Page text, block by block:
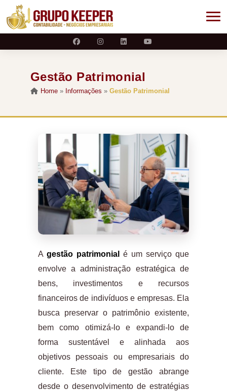
Gestão Patrimonial
Home» Informações » Gestão Patrimonial
A gestão patrimonial
é um serviço que
envolve a administração estratégica de
bens, investimentos e recursos
financeiros de indivíduos e empresas. Ela
busca preservar o patrimônio existente,
bem como otimizá-lo e expandi-lo de
forma sustentável e alinhada aos
objetivos pessoais ou empresariais do
cliente. Este tipo de gestão abrange
desde o desenvolvimento de estratégias